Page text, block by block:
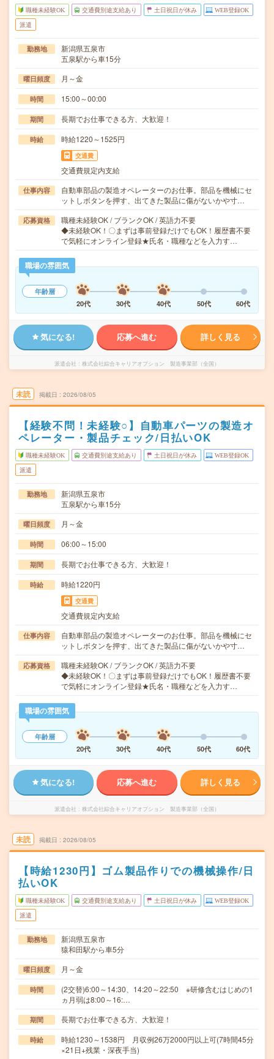
職種未経験OK 交通費別途支給あり 土日祝日が休み WEB登録OK
派遣
勤務地
新潟県五泉市
五泉駅から車15分
曜日頻度 月～金
時間 15:00～00:00
期間 長期でお仕事できる方、大歓迎！
時給 時給1220～1525円
交通費
交通費規定内支給
仕事内容
自動車部品の製造オペレーターのお仕事。部品を機械にセ
ットしボタンを押す、出てきた製品に傷がないかや寸…
応募資格
職種未経験OK / ブランクOK / 英語力不要
◆未経験OK！〇まずは事前登録だけでもOK！履歴書不要
で気軽にオンライン登録★氏名・職種などを入力す…
職場の雰囲気
年齢層
20代
30代 40代 50代 60代
気になる! 応募へ進む 詳しく見る
派遣会社 株式会社綜合キャリアオプション 製造事業部（全国）
未読 掲載日 2026/08/05
【経験不問！未経験○】自動車パーツの製造オ
ペレーター・製品チェック/日払いOK
職種未経験OK 交通費別途支給あり 土日祝日が休み WEB登録OK
派遣
勤務地
新潟県五泉市
五泉駅から車15分
曜日頻度 月～金
時間 06:00～15:00
期間 長期でお仕事できる方、大歓迎！
時給 時給1220円
交通費
交通費規定内支給
仕事内容
自動車部品の製造オペレーターのお仕事。部品を機械にセ
ットしボタンを押す、出てきた製品に傷がないかや寸…
応募資格
職種未経験OK / ブランクOK / 英語力不要
◆未経験OK！〇まずは事前登録だけでもOK！履歴書不要
で気軽にオンライン登録★氏名・職種などを入力す…
職場の雰囲気
年齢層
20代
30代 40代 50代 60代
気になる! 応募へ進む 詳しく見る
派遣会社 株式会社綜合キャリアオプション 製造事業部（全国）
未読 掲載日 2026/08/05
【時給1230円】ゴム製品作りでの機械操作/日
払いOK
職種未経験OK 交通費別途支給あり 土日祝日が休み WEB登録OK
派遣
勤務地
新潟県五泉市
猿和田駅から車5分
曜日頻度 月～金
時間
(2交替)6:00～14:30、14:20～22:50 ※研修含むはじめの1
ヵ月弱は8:00～16:…
期間 長期でお仕事できる方、大歓迎！
時給
時給1230～1538円 月収例26万2000円以上可(7時間45分
×21日+残業・深夜手当)